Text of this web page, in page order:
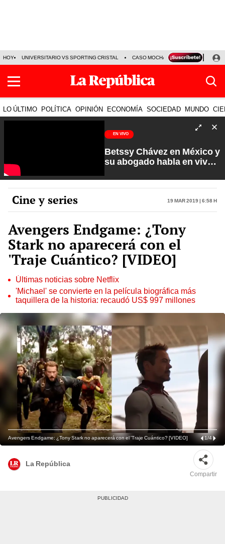
HOY UNIVERSITARIO VS SPORTING CRISTAL CASO MOCHASUELDOS
LO ÚLTIMO POLÍTICA OPINIÓN ECONOMÍA SOCIEDAD MUNDO
EN VIVO
Betssy Chávez en México y
su abogado habla en vivo |
Carlos Cornejo
Cine y series 19 Mar 2019 | 6:58 h
Avengers Endgame: ¿Tony
Stark no aparecerá con el
'Traje Cuántico? [VIDEO]
Últimas noticias sobre Netflix
'Michael' se convierte en la película biográfica más
taquillera de la historia: recaudó US$ 997 millones
Avengers Endgame: ¿Tony Stark no aparecerá con el 'Traje Cuántico? [VIDEO] 1/4
La República
Compartir